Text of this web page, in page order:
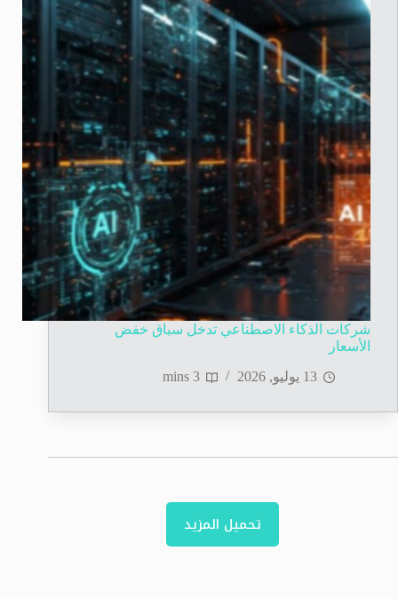
شركات الذكاء الاصطناعي تدخل سباق خفض
الأسعار
13 يوليو, 2026
3 mins
تحميل المزيد